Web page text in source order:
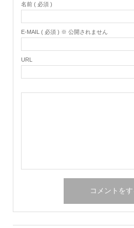
名前 ( 必須 )
E-MAIL ( 必須 ) ※ 公開されません
URL